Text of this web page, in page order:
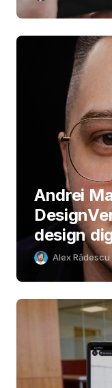
Andrei
design
Alex Rădescu